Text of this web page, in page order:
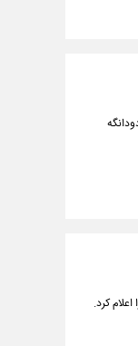
کرد.